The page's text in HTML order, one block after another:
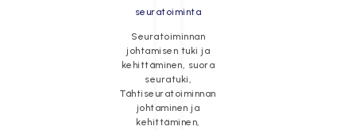
seuratoiminta
Seuratoiminnan
johtamisen tuki ja
kehittäminen, suora
seuratuki,
Tähtiseuratoiminnan
johtaminen ja
kehittäminen,